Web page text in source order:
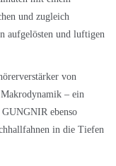
und zugleich
aufgelösten und luftigen
von
– ein
ebenso
in die Tiefen